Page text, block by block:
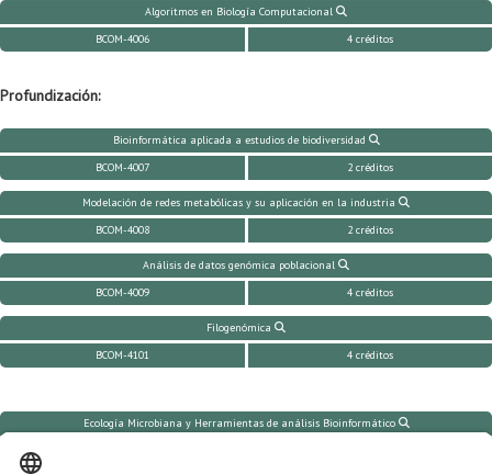
Algoritmos en Biología Computacional
BCOM-4006
4 créditos
Profundización:
Bioinformática aplicada a estudios de biodiversidad
BCOM-4007
2 créditos
Modelación de redes metabólicas y su aplicación en la industria
BCOM-4008
2 créditos
Análisis de datos genómica poblacional
BCOM-4009
4 créditos
Filogenómica
BCOM-4101
4 créditos
Ecología Microbiana y Herramientas de análisis Bioinformático